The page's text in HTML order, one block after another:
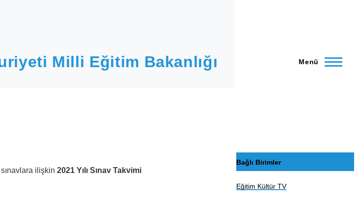
Milli Eğitim Bakanlığı Menü
ilişkin 2021 Yılı Sınav Takvimi
Bağlı Birimler
Eğitim Kültür TV